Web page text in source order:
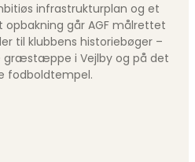
infrastrukturplan og et
går AGF målrettet
til klubbens historiebøger –
græstæppe i Vejlby og på det
fodboldtempel.